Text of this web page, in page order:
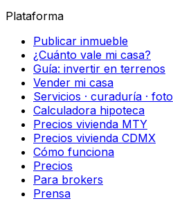
Plataforma
Publicar inmueble
¿Cuánto vale mi casa?
Guía: invertir en terrenos
Vender mi casa
Servicios · curaduría · foto
Calculadora hipoteca
Precios vivienda MTY
Precios vivienda CDMX
Cómo funciona
Precios
Para brokers
Prensa